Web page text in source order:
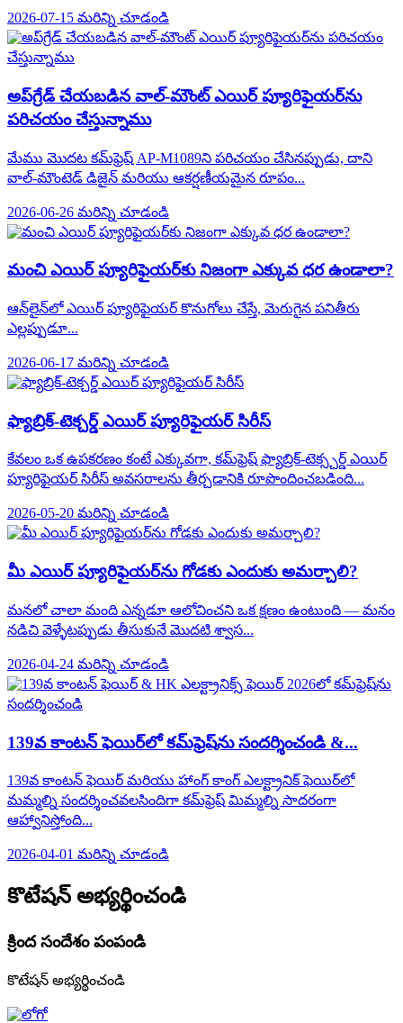
2026-07-15 మరిన్ని చూడండి
అప్‌గ్రేడ్ చేయబడిన వాల్-మౌంట్ ఎయిర్ ప్యూరిఫైయర్‌ను
పరిచయం చేస్తున్నాము
మేము మొదట కమ్‌ఫ్రెష్ AP-M1089ని పరిచయం చేసినప్పుడు, దాని
వాల్-మౌంటెడ్ డిజైన్ మరియు ఆకర్షణీయమైన రూపం...
2026-06-26 మరిన్ని చూడండి
మంచి ఎయిర్ ప్యూరిఫైయర్‌కు నిజంగా ఎక్కువ ధర ఉండాలా?
ఆన్‌లైన్‌లో ఎయిర్ ప్యూరిఫైయర్ కొనుగోలు చేస్తే, మెరుగైన పనితీరు
ఎల్లప్పుడూ...
2026-06-17 మరిన్ని చూడండి
ఫ్యాబ్రిక్-టెక్చర్డ్ ఎయిర్ ప్యూరిఫైయర్ సిరీస్
కేవలం ఒక ఉపకరణం కంటే ఎక్కువగా, కమ్‌ఫ్రెష్ ఫ్యాబ్రిక్-టెక్స్చర్డ్ ఎయిర్
ప్యూరిఫైయర్ సిరీస్ అవసరాలను తీర్చడానికి రూపొందించబడింది...
2026-05-20 మరిన్ని చూడండి
మీ ఎయిర్ ప్యూరిఫైయర్‌ను గోడకు ఎందుకు అమర్చాలి?
మనలో చాలా మంది ఎన్నడూ ఆలోచించని ఒక క్షణం ఉంటుంది — మనం
నడిచి వెళ్ళేటప్పుడు తీసుకునే మొదటి శ్వాస...
2026-04-24 మరిన్ని చూడండి
139వ కాంటన్ ఫెయిర్‌లో కమ్‌ఫ్రెష్‌ను సందర్శించండి &...
139వ కాంటన్ ఫెయిర్ మరియు హాంగ్ కాంగ్ ఎలక్ట్రానిక్ ఫెయిర్‌లో
మమ్మల్ని సందర్శించవలసిందిగా కమ్‌ఫ్రెష్ మిమ్మల్ని సాదరంగా
ఆహ్వానిస్తోంది...
2026-04-01 మరిన్ని చూడండి
కొటేషన్ అభ్యర్థించండి
క్రింద సందేశం పంపండి
కొటేషన్ అభ్యర్థించండి